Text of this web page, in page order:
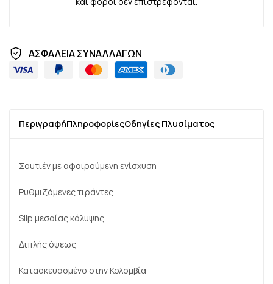
ΑΣΦΑΛΕΙΑ ΣΥΝΑΛΛΑΓΩΝ
ΠεριγραφήΠληροφορίεςΟδηγίες Πλυσίματος
Σουτιέν με αφαιρούμενη ενίσχυση
Ρυθμιζόμενες τιράντες
Slip μεσαίας κάλυψης
Διπλής όψεως
Κατασκευασμένο στην Κολομβία